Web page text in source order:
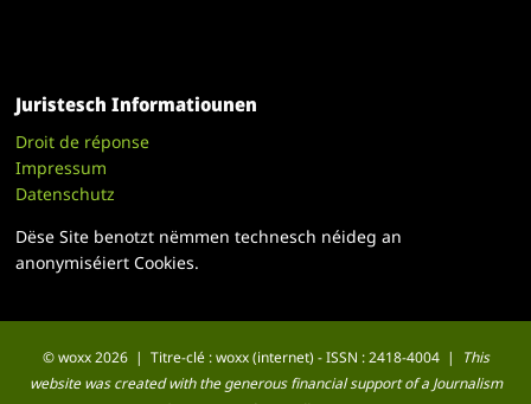
Juristesch Informatiounen
Droit de réponse
Impressum
Datenschutz
Dëse Site benotzt nëmmen technesch néideg an
anonymiséiert Cookies.
© woxx 2026 | Titre-clé : woxx (internet) - ISSN : 2418-4004 |
This
website was created with the generous financial support of a Journalism